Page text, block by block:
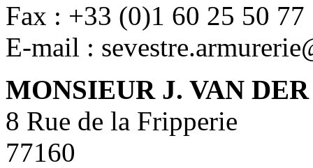
Fax : +33 (0)1 60 25 50 77
E-mail :
MONSIEUR J. VAN
8 Rue de la Fripperie
77160